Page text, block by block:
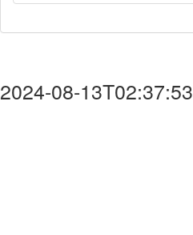
2024-08-